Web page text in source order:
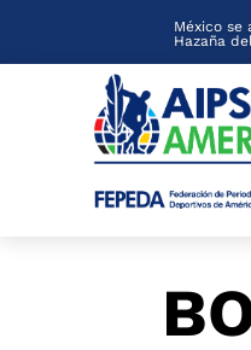
México se
Hazaña